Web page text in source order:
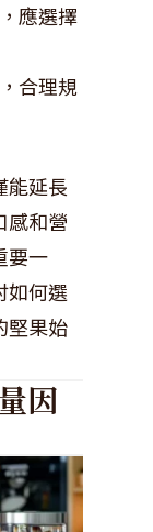
應選擇
合理規
能延長
感和營
要一
如何選
堅果始
因